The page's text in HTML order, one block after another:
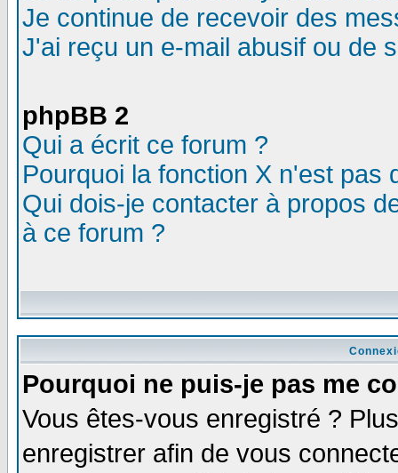
Je continue de recevoir des
J'ai reçu un e-mail abusif ou de
phpBB 2
Qui a écrit ce forum ?
Pourquoi la fonction X n'est pas
Qui dois-je contacter à propos
à ce forum ?
Pourquoi ne puis-je pas me
Vous êtes-vous enregistré ?
enregistrer afin de vous